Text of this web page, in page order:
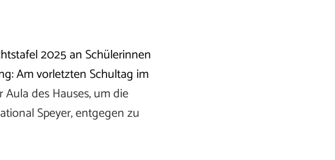
2025 an Schülerinnen
Am vorletzten Schultag im
Aula des Hauses, um die
Speyer, entgegen zu